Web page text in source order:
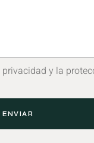
y la
ENVIAR